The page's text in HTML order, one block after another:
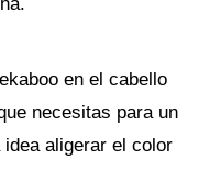
en el cabello
necesitas para un
aligerar el color